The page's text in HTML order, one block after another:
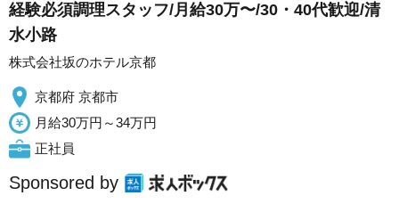
経験必須調理スタッフ/月給30万〜/30・40代歓迎/清
水小路
株式会社坂のホテル京都
京都府 京都市
月給30万円～34万円
正社員
Sponsored by